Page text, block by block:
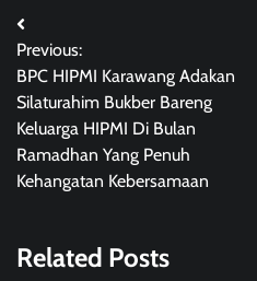
Post
navigation
Previous:
BPC HIPMI Karawang Adakan
Silaturahim Bukber Bareng
Keluarga HIPMI Di Bulan
Ramadhan Yang Penuh
Kehangatan Kebersamaan
Related Posts